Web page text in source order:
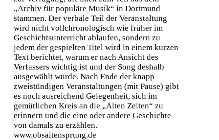
„Archiv für populäre Musik“ in Dortmund
stammen. Der verbale Teil der Veranstaltung
wird nicht vollchronologisch wie früher im
Geschichtsunterricht ablaufen, sondern zu
jedem der gespielten Titel wird in einem kurzen
Text berichtet, warum er nach Ansicht des
Verfassers wichtig ist und der Song deshalb
ausgewählt wurde. Nach Ende der knapp
zweistündigen Veranstaltungen (mit Pause) gibt
es noch ausreichend Gelegenheit, sich im
gemütlichen Kreis an die „Alten Zeiten“ zu
erinnern und die eine oder andere Geschichte
von damals zu erzählen.
www.obsaitensprung.de